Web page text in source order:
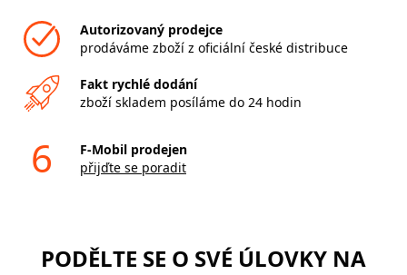
Autorizovaný prodejce
prodáváme zboží z oficiální české distribuce
Fakt rychlé dodání
zboží skladem posíláme do 24 hodin
6
F-Mobil prodejen
přijďte se poradit
PODĚLTE SE O SVÉ ÚLOVKY NA